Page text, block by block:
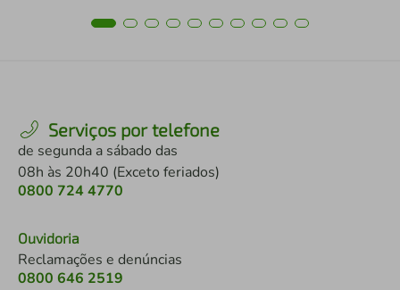
Serviços por telefone
de segunda a sábado das
08h às 20h40 (Exceto feriados)
0800 724 4770
Ouvidoria
Reclamações e denúncias
0800 646 2519